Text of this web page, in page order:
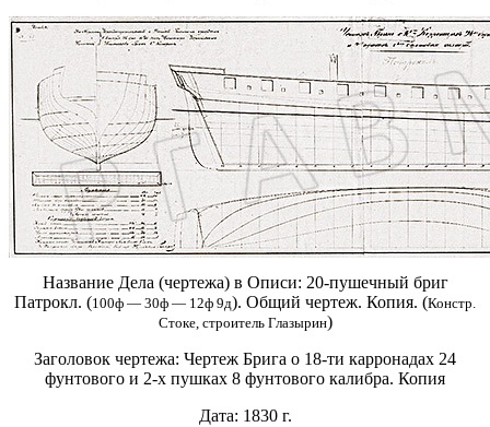
Название Дела (чертежа) в Описи: 20-пушечный бриг
Патрокл. (100ф — 30ф — 12ф 9д). Общий чертеж. Копия. (Констр.
Стоке, строитель Глазырин)
Заголовок чертежа: Чертеж Брига о 18-ти карронадах 24
фунтового и 2-х пушках 8 фунтового калибра. Копия
Дата: 1830 г.